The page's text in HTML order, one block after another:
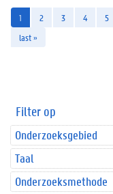
1 2 3 4 5
last »
Filter op
Onderzoeksgebied
Taal
Onderzoeksmethode